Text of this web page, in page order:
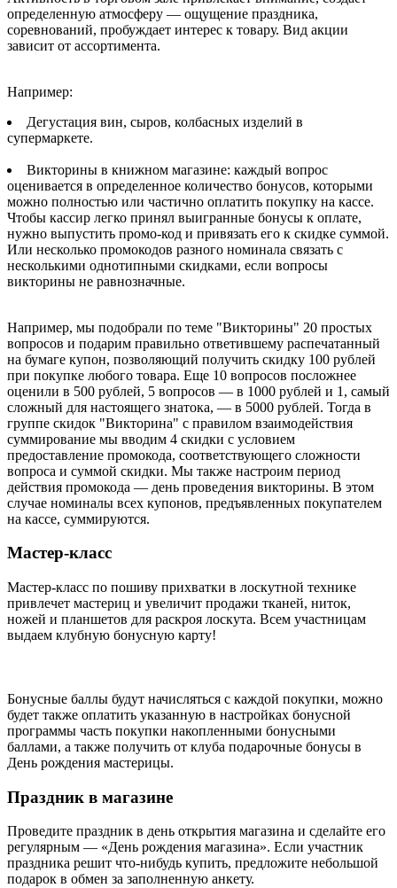
определенную атмосферу — ощущение праздника,
соревнований, пробуждает интерес к товару. Вид акции
зависит от ассортимента.
Например:
Дегустация вин, сыров, колбасных изделий в
супермаркете.
Викторины в книжном магазине: каждый вопрос
оценивается в определенное количество бонусов, которыми
можно полностью или частично оплатить покупку на кассе.
Чтобы кассир легко принял выигранные бонусы к оплате,
нужно выпустить промо-код и привязать его к скидке суммой.
Или несколько промокодов разного номинала связать с
несколькими однотипными скидками, если вопросы
викторины не равнозначные.
Например, мы подобрали по теме "Викторины" 20 простых
вопросов и подарим правильно ответившему распечатанный
на бумаге купон, позволяющий получить скидку 100 рублей
при покупке любого товара. Еще 10 вопросов посложнее
оценили в 500 рублей, 5 вопросов — в 1000 рублей и 1, самый
сложный для настоящего знатока, — в 5000 рублей. Тогда в
группе скидок "Викторина" с правилом взаимодействия
суммирование мы вводим 4 скидки с условием
предоставление промокода, соответствующего сложности
вопроса и суммой скидки. Мы также настроим период
действия промокода — день проведения викторины. В этом
случае номиналы всех купонов, предъявленных покупателем
на кассе, суммируются.
Мастер-класс
Мастер-класс по пошиву прихватки в лоскутной технике
привлечет мастериц и увеличит продажи тканей, ниток,
ножей и планшетов для раскроя лоскута. Всем участницам
выдаем клубную бонусную карту!
Бонусные баллы будут начисляться с каждой покупки, можно
будет также оплатить указанную в настройках бонусной
программы часть покупки накопленными бонусными
баллами, а также получить от клуба подарочные бонусы в
День рождения мастерицы.
Праздник в магазине
Проведите праздник в день открытия магазина и сделайте его
регулярным — «День рождения магазина». Если участник
праздника решит что-нибудь купить, предложите небольшой
подарок в обмен за заполненную анкету.